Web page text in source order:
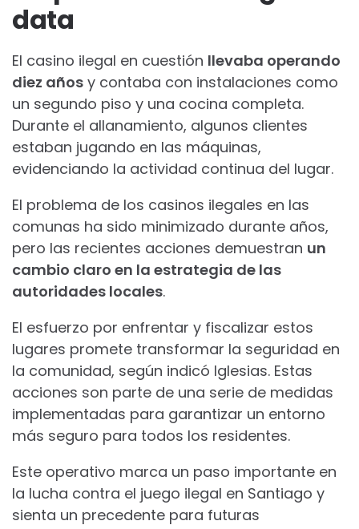
data
El casino ilegal en cuestión llevaba operando
diez años y contaba con instalaciones como
un segundo piso y una cocina completa.
Durante el allanamiento, algunos clientes
estaban jugando en las máquinas,
evidenciando la actividad continua del lugar.
El problema de los casinos ilegales en las
comunas ha sido minimizado durante años,
pero las recientes acciones demuestran un
cambio claro en la estrategia de las
autoridades locales.
El esfuerzo por enfrentar y fiscalizar estos
lugares promete transformar la seguridad en
la comunidad, según indicó Iglesias. Estas
acciones son parte de una serie de medidas
implementadas para garantizar un entorno
más seguro para todos los residentes.
Este operativo marca un paso importante en
la lucha contra el juego ilegal en Santiago y
sienta un precedente para futuras